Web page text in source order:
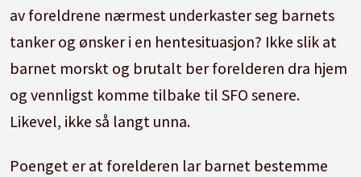
av foreldrene nærmest underkaster seg barnets
tanker og ønsker i en hentesituasjon? Ikke slik at
barnet morskt og brutalt ber forelderen dra hjem
og vennligst komme tilbake til SFO senere.
Likevel, ikke så langt unna.
Poenget er at forelderen lar barnet bestemme